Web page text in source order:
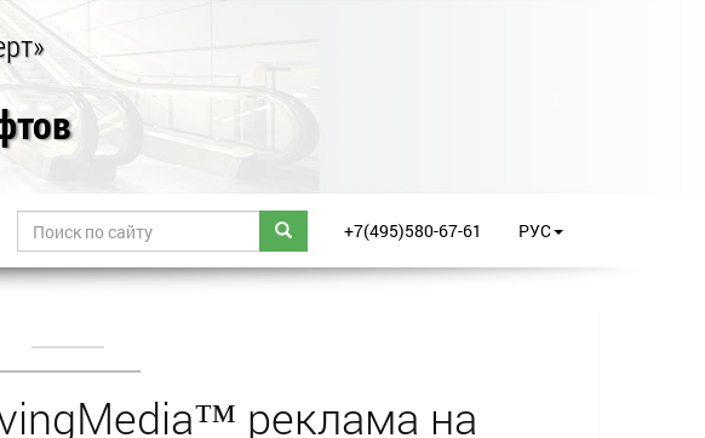
+7(495)580-67-61 РУС
реклама на